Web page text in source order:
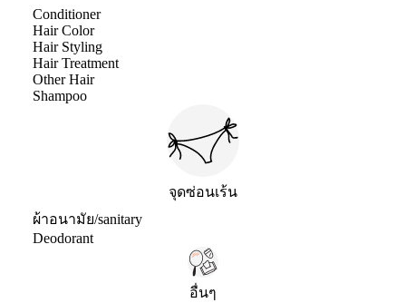
Conditioner
Hair Color
Hair Styling
Hair Treatment
Other Hair
Shampoo
จุดซ่อนเร้น
ผ้าอนามัย/sanitary
Deodorant
อื่นๆ